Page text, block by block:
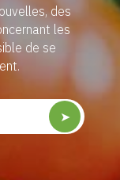
des
les
de se
➤